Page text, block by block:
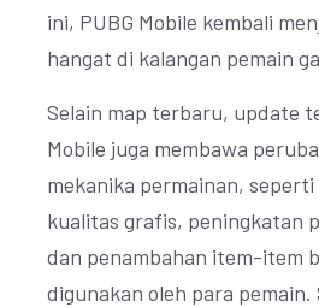
ini, PUBG Mobile kembali
hangat di kalangan pemain
Selain map terbaru, update
Mobile juga membawa
mekanika permainan,
kualitas grafis, peningkatan
dan penambahan item-item
digunakan oleh para pemain.